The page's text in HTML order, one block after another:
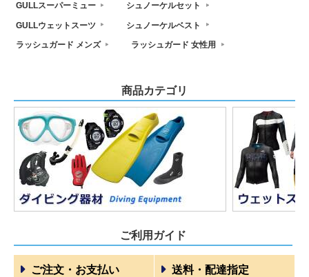
GULLスーパーミュー シュノーケルセット
GULLウェットスーツ シュノーケルベスト
ラッシュガード メンズ ラッシュガード 女性用
商品カテゴリ
ご利用ガイド
ご注文・お支払い 送料・配達指定